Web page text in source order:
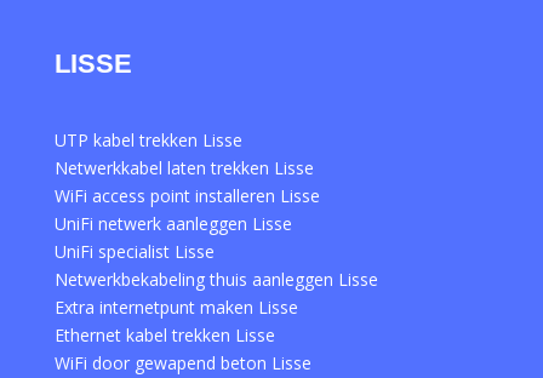
LISSE
UTP kabel trekken Lisse
Netwerkkabel laten trekken Lisse
WiFi access point installeren Lisse
UniFi netwerk aanleggen Lisse
UniFi specialist Lisse
Netwerkbekabeling thuis aanleggen Lisse
Extra internetpunt maken Lisse
Ethernet kabel trekken Lisse
WiFi door gewapend beton Lisse